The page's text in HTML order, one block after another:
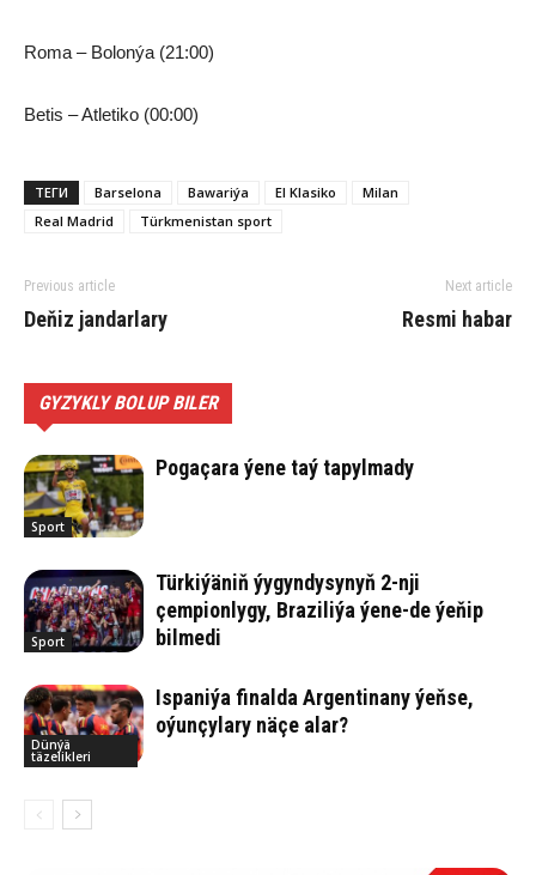
Roma – Bolonýa (21:00)
Betis – Atletiko (00:00)
ТЕГИ Barselona Bawariýa El Klasiko
Milan
Real Madrid
Türkmenistan sport
Previous article
Deňiz jandarlary
Next article
Resmi habar
GYZYKLY BOLUP BILER
Sport
Pogaçara ýene taý tapylmady
Sport
Türkiýäniň ýygyndysynyň 2-nji
çempionlygy, Braziliýa ýene-de ýeňip
bilmedi
Dünýä
täzelikleri
Ispaniýa finalda Argentinany ýeňse,
oýunçylary näçe alar?